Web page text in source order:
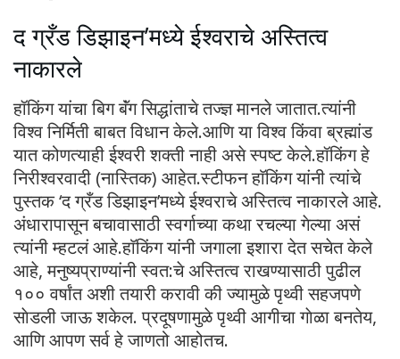
द ग्रँड डिझाइन’मध्ये ईश्वराचे अस्तित्व
नाकारले
हॉकिंग यांचा बिग बॅंग सिद्धांताचे तज्ज्ञ मानले जातात.त्यांनी
विश्व निर्मिती बाबत विधान केले.आणि या विश्व किंवा ब्रह्मांड
यात कोणत्याही ईश्वरी शक्ती नाही असे स्पष्ट केले.हॉकिंग हे
निरीश्वरवादी (नास्तिक) आहेत.स्टीफन हाॅकिंग यांनी त्यांचे
पुस्तक ‘द ग्रँड डिझाइन’मध्ये ईश्वराचे अस्तित्व नाकारले आहे.
अंधारापासून बचावासाठी स्वर्गाच्या कथा रचल्या गेल्या असं
त्यांनी म्हटलं आहे.हाॅकिंग यांनी जगाला इशारा देत सचेत केले
आहे, मनुष्यप्राण्यांनी स्वत:चे अस्तित्व राखण्यासाठी पुढील
१०० वर्षांत अशी तयारी करावी की ज्यामुळे पृथ्वी सहजपणे
साेडली जाऊ शकेल. प्रदूषणामुळे पृथ्वी आगीचा गाेळा बनतेय,
आणि आपण सर्व हे जाणतो आहोतच.